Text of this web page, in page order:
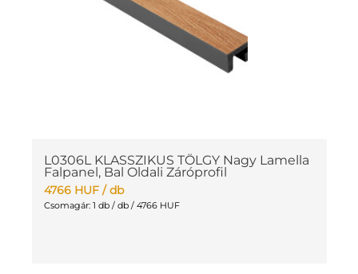
L0306L KLASSZIKUS TÖLGY Nagy Lamella
Falpanel, Bal Oldali Záróprofil
4766 HUF/ db
Csomagár: 1 db / db / 4766 HUF